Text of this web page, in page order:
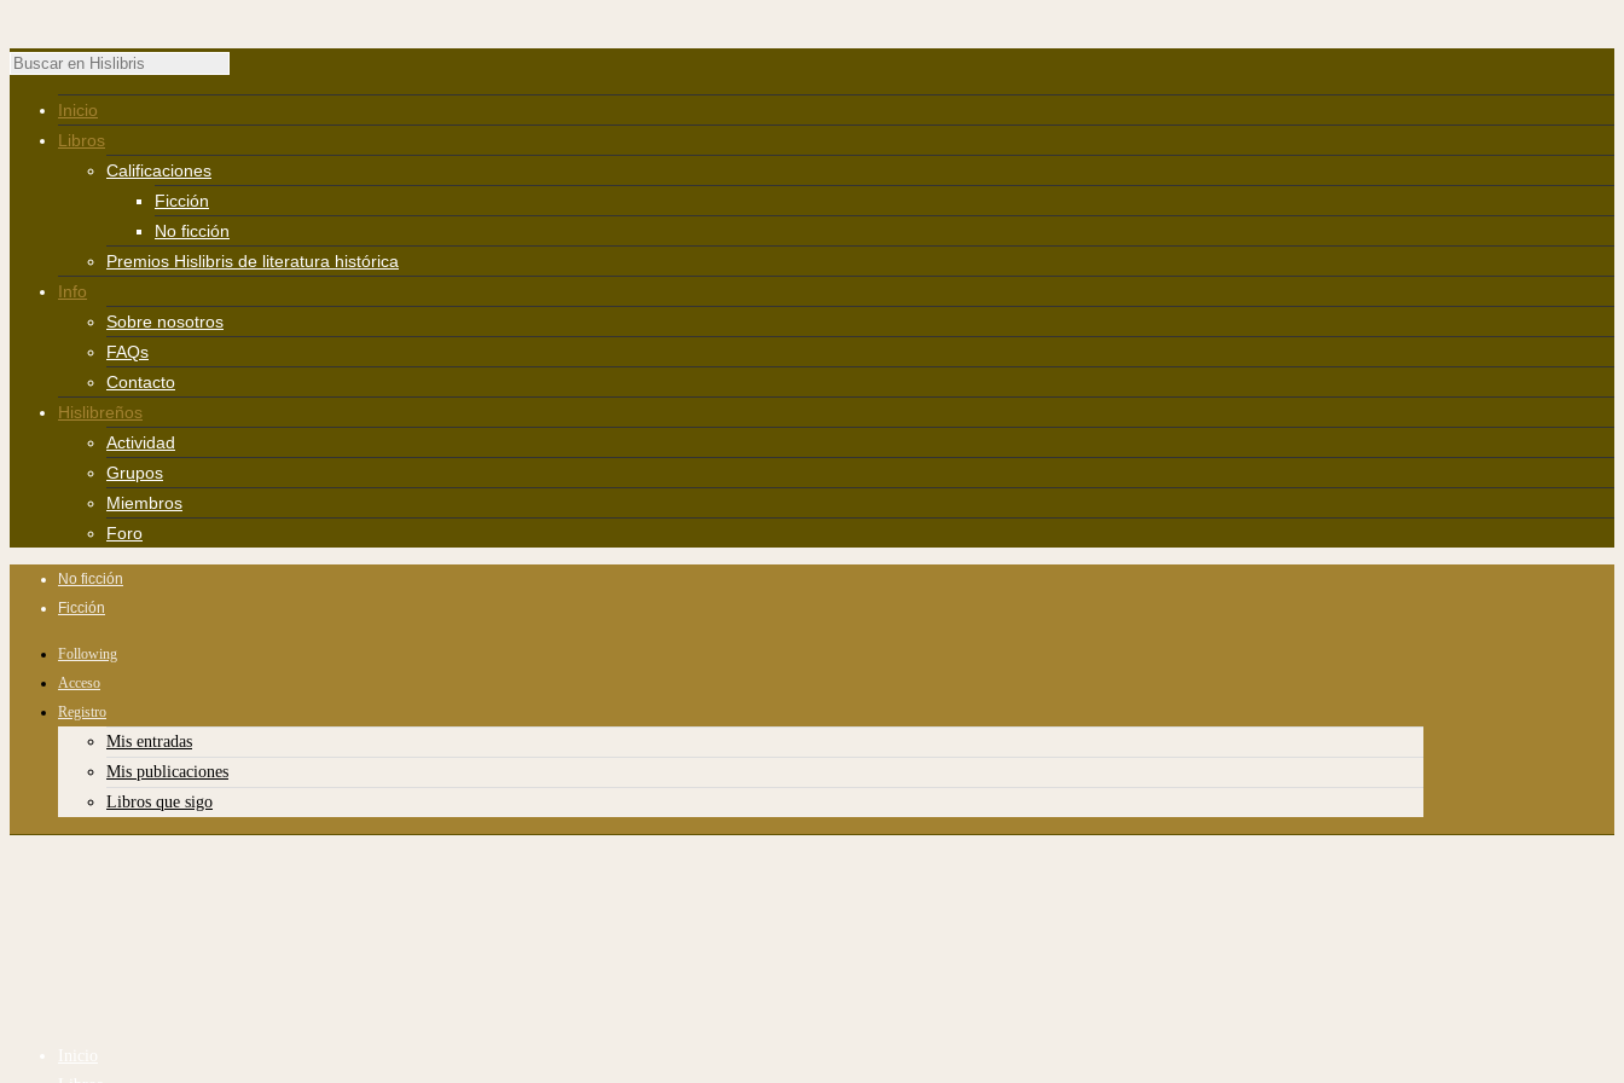
Inicio
Libros
Calificaciones
Ficción
No ficción
Premios Hislibris de literatura histórica
Info
Sobre nosotros
FAQs
Contacto
Hislibreños
Actividad
Grupos
Miembros
Foro
No ficción
Ficción
Following
Acceso
Registro
Mis entradas
Mis publicaciones
Libros que sigo
Inicio